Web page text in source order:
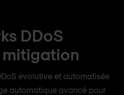
DDoS
évolutive et automatisée
automatique avancé pour